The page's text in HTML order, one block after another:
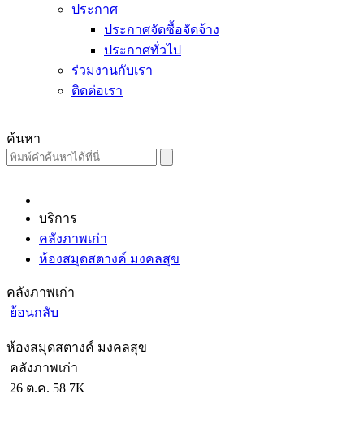
ประกาศ
ประกาศจัดซื้อจัดจ้าง
ประกาศทั่วไป
ร่วมงานกับเรา
ติดต่อเรา
ค้นหา
บริการ
คลังภาพเก่า
ห้องสมุดสตางค์ มงคลสุข
คลังภาพเก่า
ย้อนกลับ
ห้องสมุดสตางค์ มงคลสุข
คลังภาพเก่า
26 ต.ค. 58 7K